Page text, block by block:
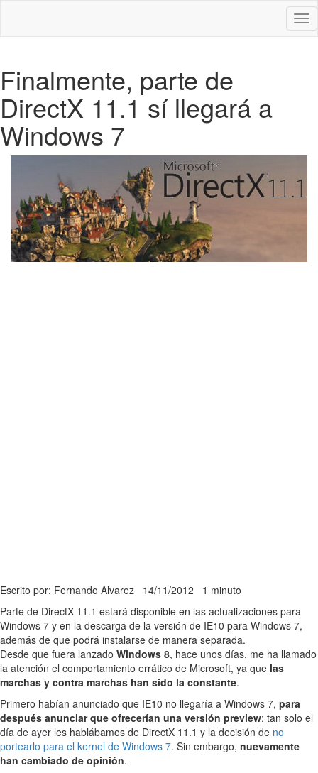
Finalmente, parte de
DirectX 11.1 sí llegará a
Windows 7
Escrito por: Fernando Alvarez 14/11/2012 1 minuto
Parte de DirectX 11.1 estará disponible en las actualizaciones para
Windows 7 y en la descarga de la versión de IE10 para Windows 7,
además de que podrá instalarse de manera separada.
Desde que fuera lanzado Windows 8, hace unos días, me ha llamado
la atención el comportamiento errático de Microsoft, ya que las
marchas y contra marchas han sido la constante.
Primero habían anunciado que IE10 no llegaría a Windows 7, para
después anunciar que ofrecerían una versión preview; tan solo el
día de ayer les hablábamos de DirectX 11.1 y la decisión de no
portearlo para el kernel de Windows 7. Sin embargo, nuevamente
han cambiado de opinión.